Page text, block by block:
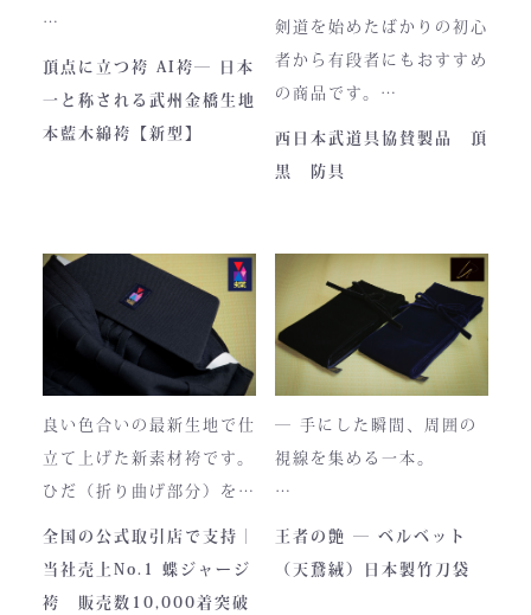
様が一部異なる場合がござ
使い込むほどに色は落ち着
き、
あなただけの一着へと育っ
ていきます。
藍が変化していく時間ご
と、お楽しみください。
― 武州正藍染 × 熊本工
場製作 ―
日本国内でも袴を手がける
職人が数えるほどしかいな
い今、
この袴は、一針一針に魂を
込めて仕立てられた 日本
最高峰の逸品 です。
製作の地は、火の国・熊
頂点に立つ袴 AI袴― 日本
一と称される武州金橋生地
本藍木綿袴【新型】
剣道を始めたばかりの初心
者から有段者にもおすすめ
の商品です。
【商品内容】
・頂黒セット
西日本武道具協賛製品 頂
黒 防具
良い色合いの最新生地で仕
立て上げた新素材袴です。
ひだ（折り曲げ部分）を縫
い込んでありますので洗濯
しても崩れが少なく簡単に
折りたためます。
全国の公式取引店で支持｜
当社売上No.1 蝶ジャージ
袴 販売数10,000着突破
― 手にした瞬間、周囲の
視線を集める一本。
深く艶めくベルベットの光
沢。
王者の艶 ― ベルベット
（天鵞絨）日本製竹刀袋